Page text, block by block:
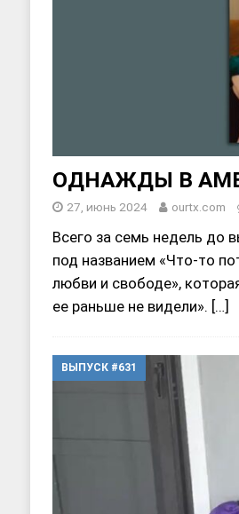
ОДНАЖДЫ В
27, июнь 2024 ourtx.com
Всего за семь недель до
под названием «Что-то
любви и свободе»,
ее раньше не видели». […]
ВЫПУСК #631